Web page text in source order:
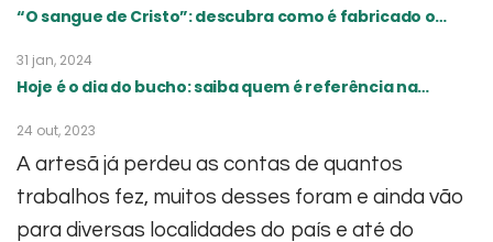
“O sangue de Cristo”: descubra como é fabricado o…
31 jan, 2024
Hoje é o dia do bucho: saiba quem é referência na…
24 out, 2023
A artesã já perdeu as contas de quantos
trabalhos fez, muitos desses foram e ainda vão
para diversas localidades do país e até do